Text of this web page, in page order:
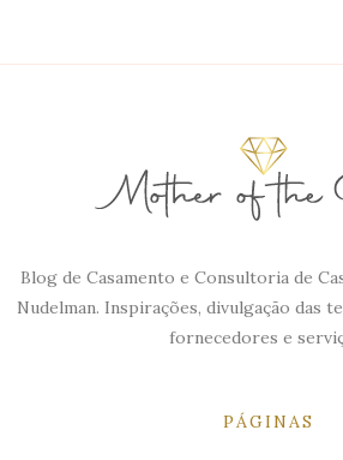
Blog de Casamento e Consultoria de
Nudelman. Inspirações, divulgação das
fornecedores e
PÁGINAS